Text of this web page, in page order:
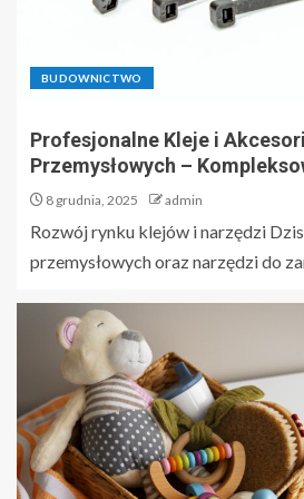
BUDOWNICTWO
Profesjonalne Kleje i
Przemysłowych –
8 grudnia, 2025 admin
Rozwój rynku klejów i narzędzi
przemysłowych oraz narzędzi do